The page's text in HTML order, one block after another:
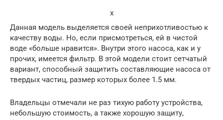
x
Данная модель выделяется своей неприхотливостью к
качеству воды. Но, если присмотреться, ей в чистой
воде «больше нравится». Внутри этого насоса, как и у
прочих, имеется фильтр. В этой модели стоит сетчатый
вариант, способный защитить составляющие насоса от
твердых частиц, размер которых более 1.5 мм.
Владельцы отмечали не раз тихую работу устройства,
небольшую стоимость, а также хорошую защиту,